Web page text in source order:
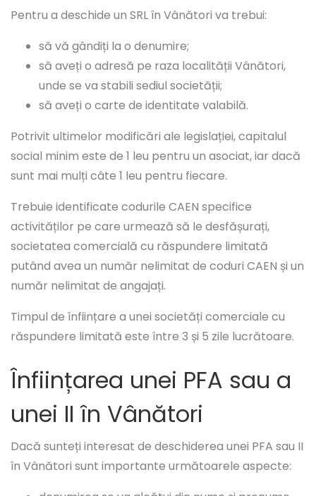
Pentru a deschide un SRL în Vânători va trebui:
să vă gândiți la o denumire;
să aveți o adresă pe raza localității Vânători,
unde se va stabili sediul societății;
să aveți o carte de identitate valabilă.
Potrivit ultimelor modificări ale legislației, capitalul
social minim este de 1 leu pentru un asociat, iar dacă
sunt mai mulți câte 1 leu pentru fiecare.
Trebuie identificate codurile CAEN specifice
activităților pe care urmează să le desfășurați,
societatea comercială cu răspundere limitată
putând avea un număr nelimitat de coduri CAEN și un
număr nelimitat de angajați.
Timpul de înființare a unei societăți comerciale cu
răspundere limitată este între 3 și 5 zile lucrătoare.
Înființarea unei PFA sau a
unei II în Vânători
Dacă sunteți interesat de deschiderea unei PFA sau II
în Vânători sunt importante următoarele aspecte: